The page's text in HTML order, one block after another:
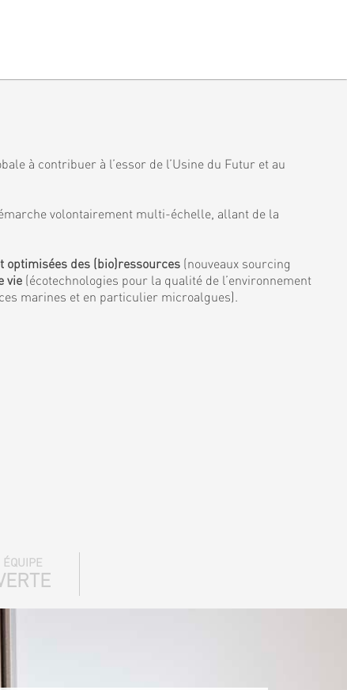
à contribuer à l’essor de l’Usine du Futur et au
volontairement multi-échelle, allant de la
optimisées des (bio)ressources (nouveaux sourcing
vie (écotechnologies pour la qualité de l’environnement
marines et en particulier microalgues).
ÉQUIPE